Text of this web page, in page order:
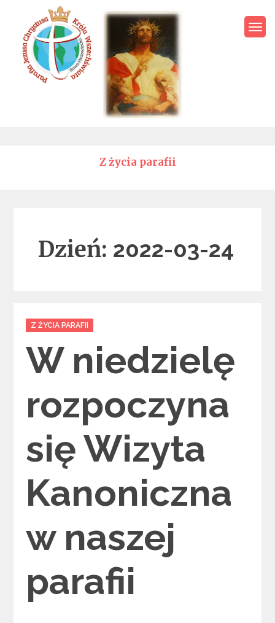
content
Parafia Jezusa Chrystusa
Króla Wszechświata – Rawa
Z życia parafii
Dzień: 2022-03-24
Categories
Z ŻYCIA PARAFII
W niedzielę
rozpoczyna
się Wizyta
Kanoniczna
w naszej
parafii